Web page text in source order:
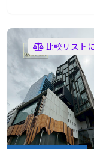
比較リスト